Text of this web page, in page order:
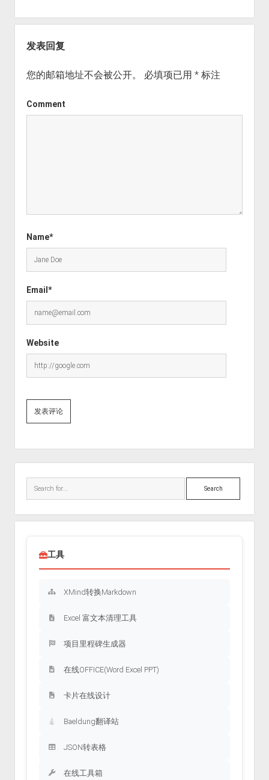
发表回复
您的邮箱地址不会被公开。 必填项已用 *标注
Comment
Name*
Email*
Website
Search
工具
XMind转换Markdown
Excel 富文本清理工具
项目里程碑生成器
在线OFFICE(Word Excel PPT)
卡片在线设计
Baeldung翻译站
JSON转表格
在线工具箱